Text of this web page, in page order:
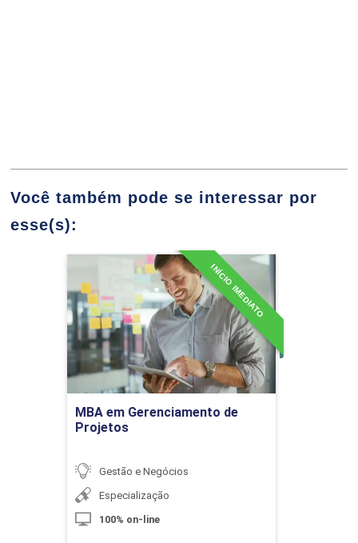
Cargas em Obras
10h
Gerenciamento Estratégico de Obras Civis
Gestão do Canteiro de Obras
10h
Você também pode se interessar por
esse(s):
MBA em Gerenciamento de
Projetos
INÍCIO IMEDIATO
Gestão e Negócios
Especialização
100% on-line
MBA em Gerenciamento de
Projetos
Detalhes do curso
Ir para Inscrição